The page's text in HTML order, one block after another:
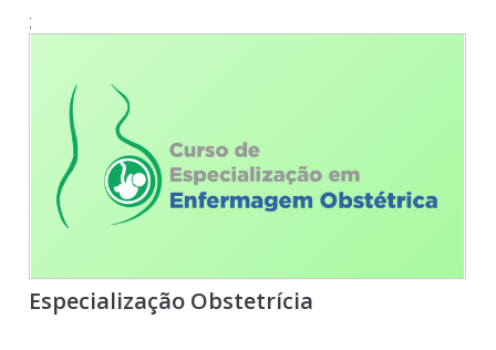
;
Especialização Obstetrícia